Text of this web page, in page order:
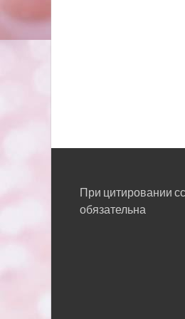
При цитировании
обязательна